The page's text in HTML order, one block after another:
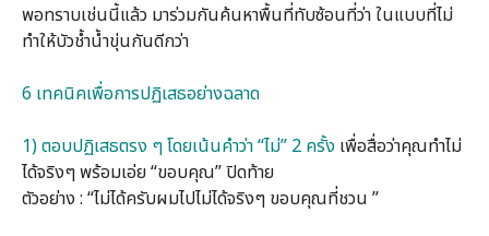
พอทราบเช่นนี้แล้ว มาร่วมกันค้นหาพื้นที่ทับซ้อนที่ว่า ในแบบที่ไม่
ทําให้บัวช้ำน้ำขุ่นกันดีกว่า
6 เทคนิคเพื่อการปฏิเสธอย่างฉลาด
1) ตอบปฏิเสธตรง ๆ โดยเน้นคําว่า “ไม่” 2 ครั้ง เพื่อสื่อว่าคุณทําไม่
ได้จริงๆ พร้อมเอ่ย “ขอบคุณ” ปิดท้าย
ตัวอย่าง : “ไม่ได้ครับผมไปไม่ได้จริงๆ ขอบคุณที่ชวน ”